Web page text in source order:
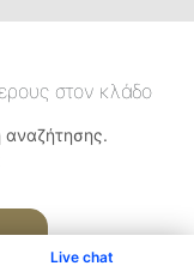
Live chat
στον κλάδο
αναζήτησης.